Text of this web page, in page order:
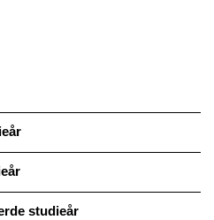
studieår